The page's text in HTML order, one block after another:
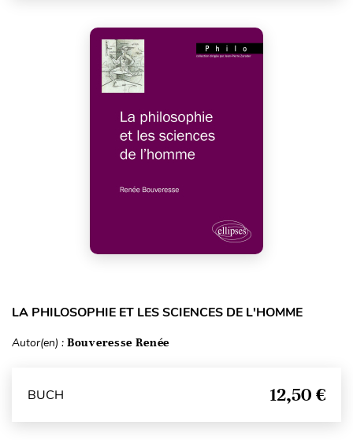
LA PHILOSOPHIE ET LES SCIENCES DE L'HOMME
Autor(en) : Bouveresse Renée
BUCH 12,50 €